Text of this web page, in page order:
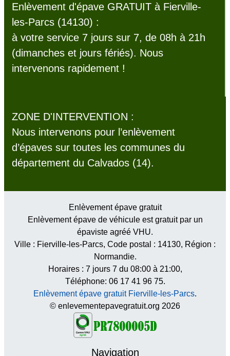
Enlèvement d'épave GRATUIT à Fierville-
les-Parcs (14130) :
à votre service 7 jours sur 7, de 08h à 21h
(dimanches et jours fériés). Nous
intervenons rapidement !
ZONE D'INTERVENTION :
Nous intervenons pour l’enlèvement
d’épaves sur toutes les communes du
département du Calvados (14).
Enlèvement épave gratuit
Enlèvement épave de véhicule est gratuit par un
épaviste agréé VHU.
Ville : Fierville-les-Parcs, Code postal : 14130, Région :
Normandie.
Horaires : 7 jours 7 du 08:00 à 21:00,
Téléphone: 06 17 41 96 75.
Enlèvement épave gratuit Fierville-les-Parcs.
© enlevementepavegratuit.org 2026
Navigation